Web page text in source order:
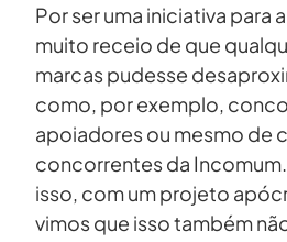
Por ser uma iniciativa para
muito receio de que
marcas pudesse
como, por exemplo,
apoiadores ou mesmo de
concorrentes da
isso, com um projeto
vimos que isso também